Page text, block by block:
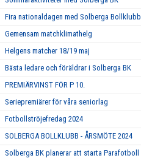
Fira nationaldagen med Solberga Bollklubb
Gemensam matchklimathelg
Helgens matcher 18/19 maj
Bästa ledare och föräldrar i Solberga BK
PREMIÄRVINST FÖR P 10.
Seriepremiärer för våra seniorlag
Fotbollströjefredag 2024
SOLBERGA BOLLKLUBB - ÅRSMÖTE 2024
Solberga BK planerar att starta Parafotboll